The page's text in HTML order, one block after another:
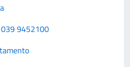
9452100